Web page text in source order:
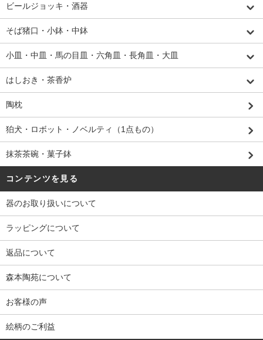
ビールジョッキ・酒器
そば猪口・小鉢・中鉢
小皿・中皿・馬の目皿・六角皿・長角皿・大皿
はしおき・茶香炉
陶枕
狛犬・ロボット・ノベルティ（1点もの）
抹茶茶碗・菓子鉢
コンテンツを見る
器のお取り扱いについて
ラッピングについて
返品について
森本陶苑について
お客様の声
絵柄のご利益